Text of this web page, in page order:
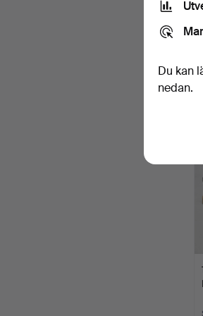
Du kan
nedan.